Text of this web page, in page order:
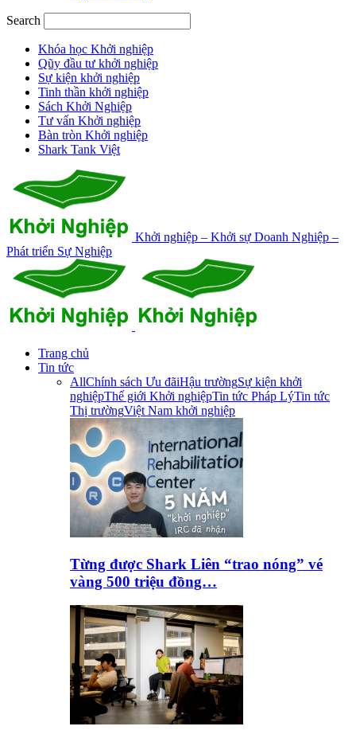
Search
Khóa học Khởi nghiệp
Qũy đầu tư khởi nghiệp
Sự kiện khởi nghiệp
Tinh thần khởi nghiệp
Sách Khởi Nghiệp
Tư vấn Khởi nghiệp
Bàn tròn Khởi nghiệp
Shark Tank Việt
Khởi nghiệp – Khởi sự Doanh Nghiệp –
Phát triển Sự Nghiệp
Trang chủ
Tin tức
AllChính sách Ưu đãiHậu trườngSự kiện khởi
nghiệpThế giới Khởi nghiệpTin tức Pháp LýTin tức
Thị trườngViệt Nam khởi nghiệp
Từng được Shark Liên “trao nóng” vé
vàng 500 triệu đồng…